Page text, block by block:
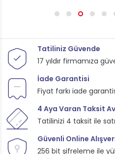
Tatiliniz Güvende
17 yıldır firmamıza
İade Garantisi
Fiyat farkı iade
4 Aya Varan Taksit
Tatilinizi 4 taksit ile
Güvenli Online
256 bit şifreleme ile